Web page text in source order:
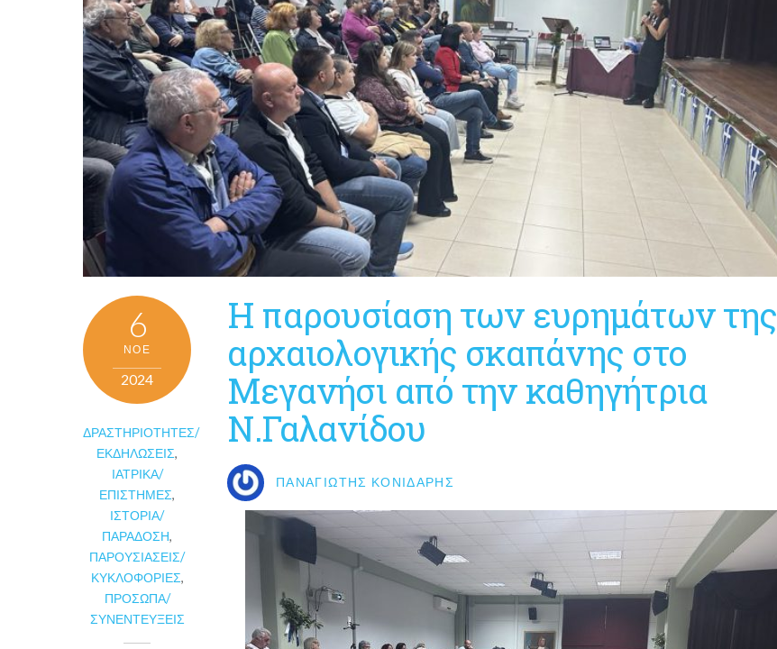
6
ΝΟΈ
2024
ΔΡΑΣΤΗΡΙΌΤΗΤΕΣ/
ΕΚΔΗΛΏΣΕΙΣ,
ΙΑΤΡΙΚΆ/
ΕΠΙΣΤΉΜΕΣ,
ΙΣΤΟΡΊΑ/
ΠΑΡΆΔΟΣΗ,
ΠΑΡΟΥΣΙΆΣΕΙΣ/
ΚΥΚΛΟΦΟΡΊΕΣ,
ΠΡΌΣΩΠΑ/
ΣΥΝΕΝΤΕΎΞΕΙΣ
Η παρουσίαση των ευρημάτων της
αρχαιολογικής σκαπάνης στο
Μεγανήσι από την καθηγήτρια
Ν.Γαλανίδου
ΠΑΝΑΓΙΏΤΗΣ ΚΟΝΙΔΆΡΗΣ